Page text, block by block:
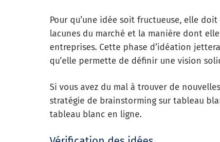
Pour qu’une idée soit fructueuse, elle
lacunes du marché et la manière dont
entreprises. Cette phase d’idéation
qu’elle permette de définir une vision
Si vous avez du mal à trouver de
stratégie de brainstorming sur tableau
tableau blanc en ligne.